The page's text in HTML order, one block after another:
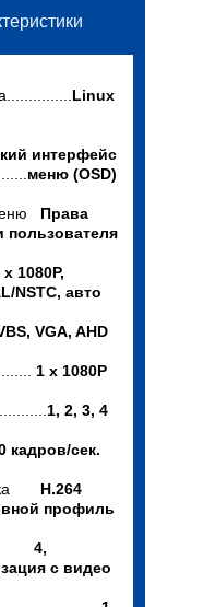
Linux
интерфейс
меню (OSD)
Права
пользователя
x 1080P,
NSTC, авто
VGA, AHD
1 х 1080P
1, 2, 3, 4
кадров/сек.
H.264
профиль
4,
с видео